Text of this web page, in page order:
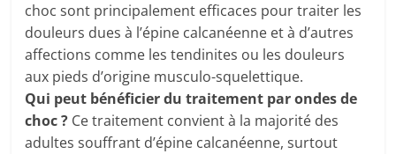
choc sont principalement efficaces pour traiter les
douleurs dues à l’épine calcanéenne et à d’autres
affections comme les tendinites ou les douleurs
aux pieds d’origine musculo-squelettique.
Qui peut bénéficier du traitement par ondes de
choc ? Ce traitement convient à la majorité des
adultes souffrant d’épine calcanéenne, surtout